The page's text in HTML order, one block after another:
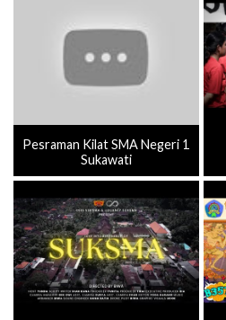
Pesraman Kilat SMA Negeri 1
Sukawati